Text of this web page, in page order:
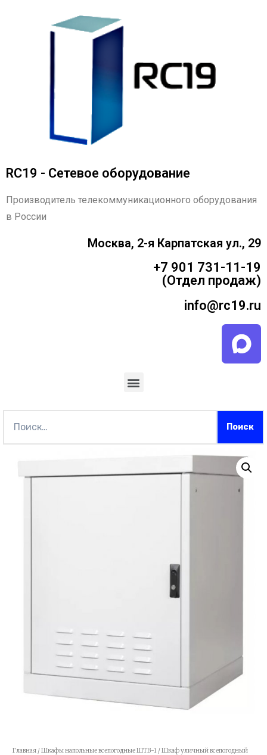
RC19 - Сетевое оборудование
Производитель телекоммуникационного оборудования
в России
Москва, 2-я Карпатская ул., 29
+7 901 731-11-19
(Отдел продаж)
info@rc19.ru
Главная /Шкафы напольные всепогодные ШТВ-1 / Шкаф уличный всепогодный